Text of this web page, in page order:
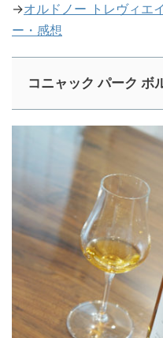
→オルドノー トレヴィエ
ー・感想
コニャック パーク ボ